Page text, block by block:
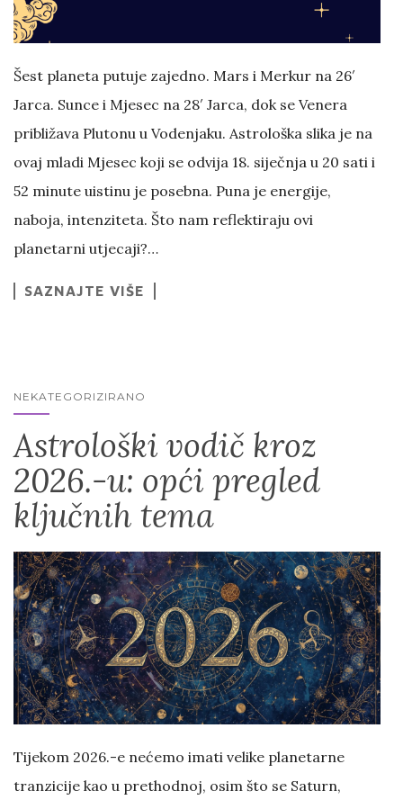
Šest planeta putuje zajedno. Mars i Merkur na 26′
Jarca. Sunce i Mjesec na 28′ Jarca, dok se Venera
približava Plutonu u Vodenjaku. Astrološka slika je na
ovaj mladi Mjesec koji se odvija 18. siječnja u 20 sati i
52 minute uistinu je posebna. Puna je energije,
naboja, intenziteta. Što nam reflektiraju ovi
planetarni utjecaji?…
SAZNAJTE VIŠE
NEKATEGORIZIRANO
Astrološki vodič kroz
2026.-u: opći pregled
ključnih tema
Tijekom 2026.-e nećemo imati velike planetarne
tranzicije kao u prethodnoj, osim što se Saturn,